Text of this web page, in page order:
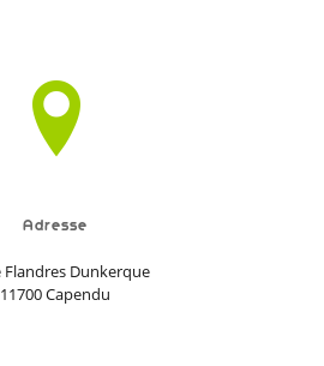
Adresse
Flandres Dunkerque
11700 Capendu